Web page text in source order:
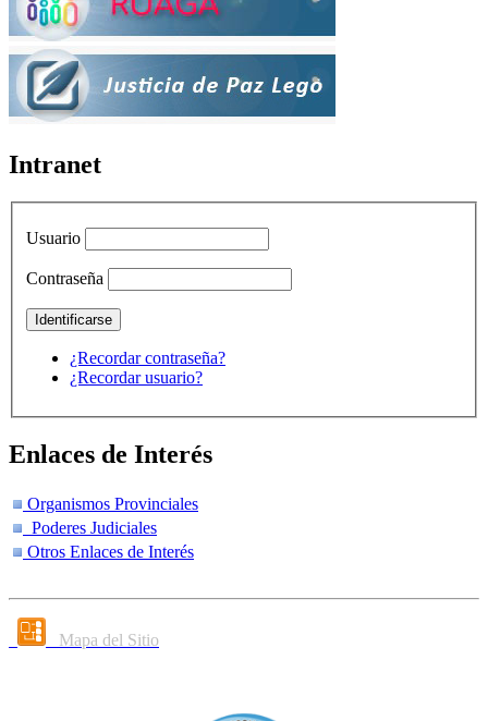
Intranet
Usuario
Contraseña
¿Recordar contraseña?
¿Recordar usuario?
Enlaces de Interés
Organismos Provinciales
Poderes Judiciales
Otros Enlaces de Interés
Mapa del Sitio